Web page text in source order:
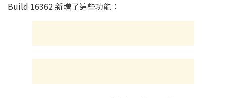
Build 16362 新增了這些功能：